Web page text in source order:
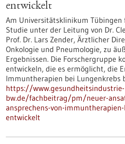
entwickelt
Am Universitätsklinikum
Studie unter der Leitung von Dr.
Prof. Dr. Lars Zender, Ärztlicher
Onkologie und Pneumologie, zu
Ergebnissen. Die Forschergruppe
entwickeln, die es ermöglicht, die
Immuntherapien bei Lungenkrebs
https://www.gesundheitsindustrie-
bw.de/fachbeitrag/pm/neuer-
ansprechens-von-
entwickelt